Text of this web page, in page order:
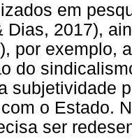
em
Dias, 2017),
por exemplo,
do
subjetividade
o Estado.
ser